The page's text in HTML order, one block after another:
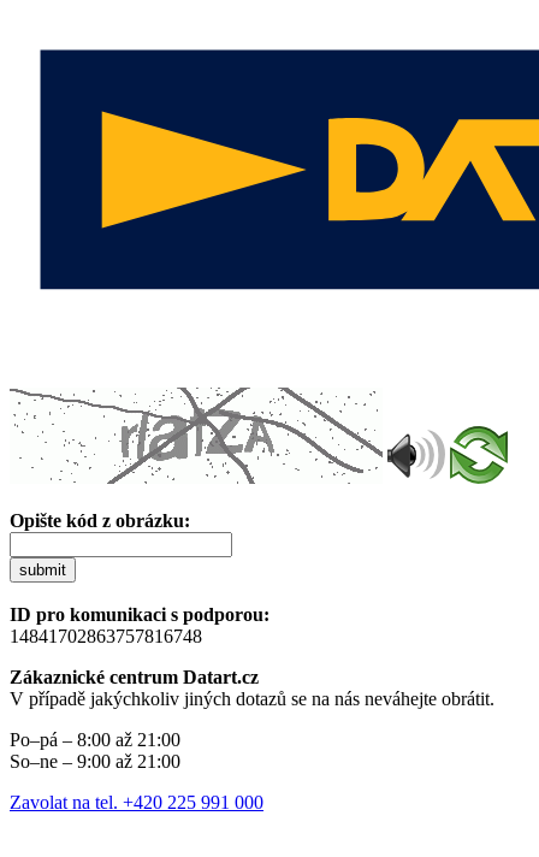
Opište kód z obrázku:
submit
ID pro komunikaci s podporou:
14841702863757816748
Zákaznické centrum Datart.cz
V případě jakýchkoliv jiných dotazů se na nás neváhejte obrátit.
Po–pá – 8:00 až 21:00
So–ne – 9:00 až 21:00
Zavolat na tel. +420 225 991 000